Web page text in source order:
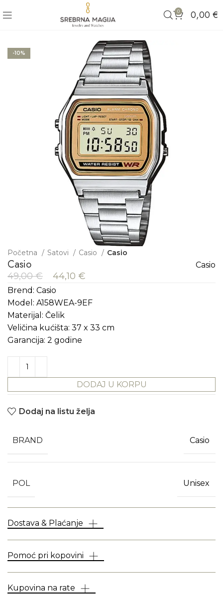
0 0,00 €
-10%
Početna Satovi Casio Casio
Casio Casio
49,00€ 44,10 €
Brend: Casio
Model: A158WEA-9EF
Materijal: Čelik
Veličina kućišta: 37 x 33 cm
Garancija: 2 godine
DODAJ U KORPU
Dodaj na listu želja
BRAND Casio
POL Unisex
Dostava & Plaćanje
Pomoć pri kopovini
Kupovina na rate